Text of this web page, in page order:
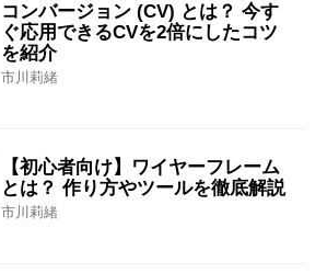
コンバージョン (CV) とは？ 今す
ぐ応用できるCVを2倍にしたコツ
を紹介
市川莉緒
【初心者向け】ワイヤーフレーム
とは？ 作り方やツールを徹底解説
市川莉緒